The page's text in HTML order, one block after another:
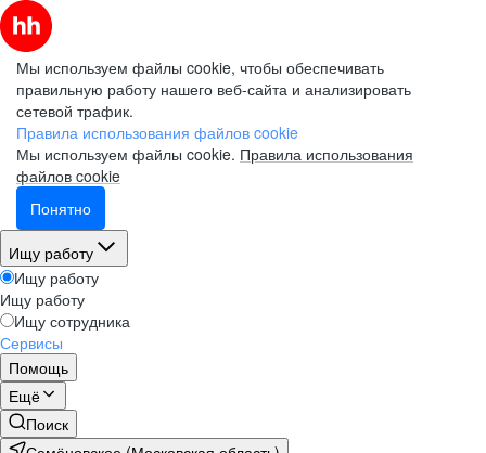
Мы используем файлы cookie, чтобы обеспечивать
правильную работу нашего веб-сайта и анализировать
сетевой трафик.
Правила использования файлов cookie
Мы используем файлы cookie. Правила использования
файлов cookie
Понятно
Ищу работу
Ищу работу
Ищу работу
Ищу сотрудника
Сервисы
Помощь
Ещё
Поиск